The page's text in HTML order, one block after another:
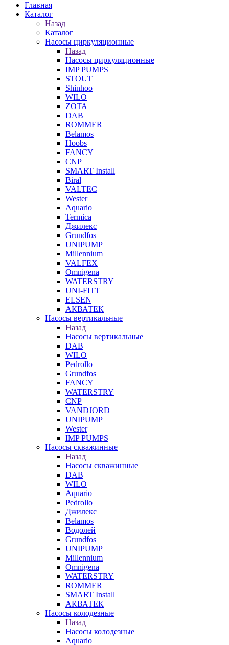
Главная
Каталог
Назад
Каталог
Насосы циркуляционные
Назад
Насосы циркуляционные
IMP PUMPS
STOUT
Shinhoo
WILO
ZOTA
DAB
ROMMER
Belamos
Hoobs
FANCY
CNP
SMART Install
Biral
VALTEC
Wester
Aquario
Termica
Джилекс
Grundfos
UNIPUMP
Millennium
VALFEX
Omnigena
WATERSTRY
UNI-FITT
ELSEN
АКВАТЕК
Насосы вертикальные
Назад
Насосы вертикальные
DAB
WILO
Pedrollo
Grundfos
FANCY
WATERSTRY
CNP
VANDJORD
UNIPUMP
Wester
IMP PUMPS
Насосы скважинные
Назад
Насосы скважинные
DAB
WILO
Aquario
Pedrollo
Джилекс
Belamos
Водолей
Grundfos
UNIPUMP
Millennium
Omnigena
WATERSTRY
ROMMER
SMART Install
АКВАТЕК
Насосы колодезные
Назад
Насосы колодезные
Aquario